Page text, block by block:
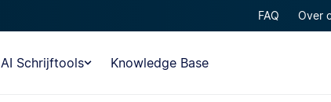
FAQ Over
AI Schrijftools Knowledge Base